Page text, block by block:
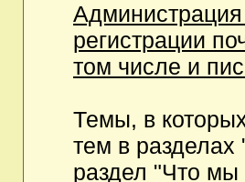
регистрации
том числе и
Темы, в
тем в
раздел "Что